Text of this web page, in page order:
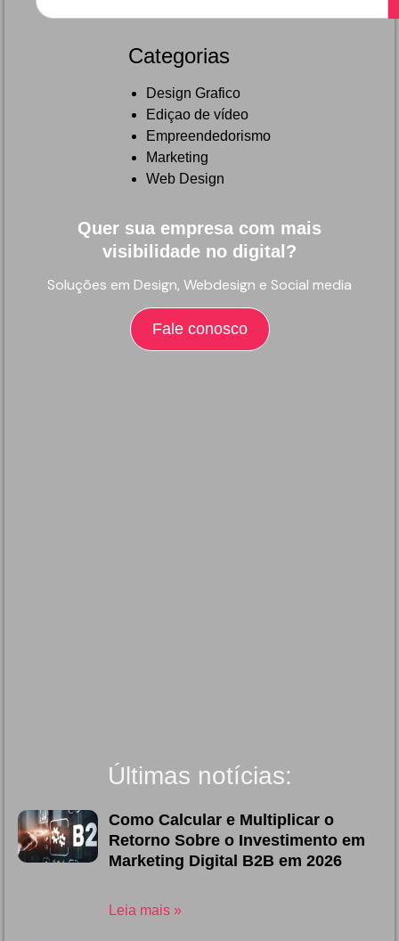
Categorias
Design Grafico
Ediçao de vídeo
Empreendedorismo
Marketing
Web Design
Quer sua empresa com mais
visibilidade no digital?
Soluções em Design, Webdesign e Social media
Fale conosco
Últimas notícias:
Como Calcular e Multiplicar o
Retorno Sobre o Investimento em
Marketing Digital B2B em 2026
Leia mais »